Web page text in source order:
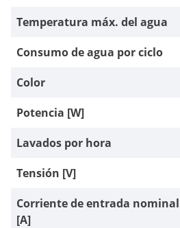
Temperatura máx. del agua
Consumo de agua por ciclo
Color
Potencia [W]
Lavados por hora
Tensión [V]
Corriente de entrada nominal
[A]